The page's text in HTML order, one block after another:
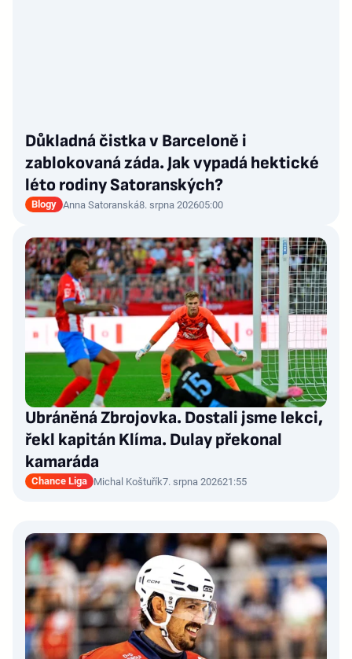
Důkladná čistka v Barceloně i
zablokovaná záda. Jak vypadá hektické
léto rodiny Satoranských?
Blogy Anna Satoranská8. srpna 202605:00
Ubráněná Zbrojovka. Dostali jsme lekci,
řekl kapitán Klíma. Dulay překonal
kamaráda
Chance Liga Michal Koštuřík7. srpna 202621:55